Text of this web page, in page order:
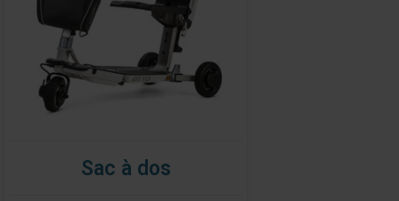
Sac à dos